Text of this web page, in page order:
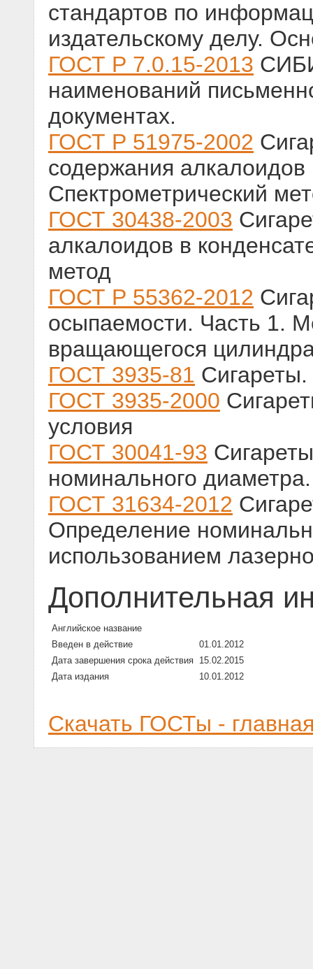
стандартов по
издательскому делу.
ГОСТ Р 7.0.15-2013
наименований
документах.
ГОСТ Р 51975-2002
содержания
Спектрометрический
ГОСТ 30438-2003
алкалоидов в
метод
ГОСТ Р 55362-2012
осыпаемости. Часть 1.
вращающегося
ГОСТ 3935-81
ГОСТ 3935-2000
условия
ГОСТ 30041-93
номинального
ГОСТ 31634-2012
Определение
использованием
Дополнительная
Английское название
Введен в действие
01.01.2012
Дата завершения срока действия 15.02.2015
Дата издания
10.01.2012
Скачать ГОСТы -